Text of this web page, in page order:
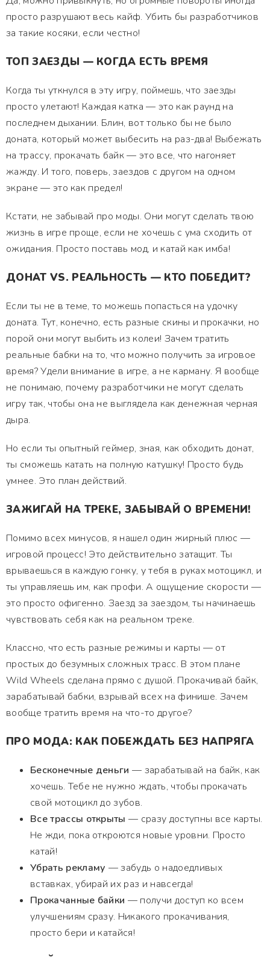
просто разрушают весь кайф. Убить бы разработчиков
за такие косяки, если честно!
ТОП ЗАЕЗДЫ — КОГДА ЕСТЬ ВРЕМЯ
Когда ты уткнулся в эту игру, поймешь, что заезды
просто улетают! Каждая катка — это как раунд на
последнем дыхании. Блин, вот только бы не было
доната, который может выбесить на раз-два! Выбежать
на трассу, прокачать байк — это все, что нагоняет
жажду. И того, поверь, заездов с другом на одном
экране — это как предел!
Кстати, не забывай про моды. Они могут сделать твою
жизнь в игре проще, если не хочешь с ума сходить от
ожидания. Просто поставь мод, и катай как имба!
ДОНАТ VS. РЕАЛЬНОСТЬ — КТО ПОБЕДИТ?
Если ты не в теме, то можешь попасться на удочку
доната. Тут, конечно, есть разные скины и прокачки, но
порой они могут выбить из колеи! Зачем тратить
реальные бабки на то, что можно получить за игровое
время? Удели внимание в игре, а не карману. Я вообще
не понимаю, почему разработчики не могут сделать
игру так, чтобы она не выглядела как денежная черная
дыра.
Но если ты опытный геймер, зная, как обходить донат,
ты сможешь катать на полную катушку! Просто будь
умнее. Это план действий.
ЗАЖИГАЙ НА ТРЕКЕ, ЗАБЫВАЙ О ВРЕМЕНИ!
Помимо всех минусов, я нашел один жирный плюс —
игровой процесс! Это действительно затащит. Ты
врываешься в каждую гонку, у тебя в руках мотоцикл, и
ты управляешь им, как профи. А ощущение скорости —
это просто офигенно. Заезд за заездом, ты начинаешь
чувствовать себя как на реальном треке.
Классно, что есть разные режимы и карты — от
простых до безумных сложных трасс. В этом плане
Wild Wheels сделана прямо с душой. Прокачивай байк,
зарабатывай бабки, взрывай всех на финише. Зачем
вообще тратить время на что-то другое?
ПРО МОДА: КАК ПОБЕЖДАТЬ БЕЗ НАПРЯГА
Бесконечные деньги — зарабатывай на байк, как
хочешь. Тебе не нужно ждать, чтобы прокачать
свой мотоцикл до зубов.
Все трассы открыты — сразу доступны все карты.
Не жди, пока откроются новые уровни. Просто
катай!
Убрать рекламу — забудь о надоедливых
вставках, убирай их раз и навсегда!
Прокачанные байки — получи доступ ко всем
улучшениям сразу. Никакого прокачивания,
просто бери и катайся!